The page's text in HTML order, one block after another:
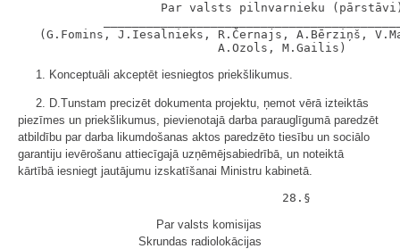
Par valsts pilnvarnieku
(G.Fomins, J.Iesalnieks, R.Černajs, A.Bērziņš,
1. Konceptuāli akceptēt iesniegtos priekšlikumus.
2. D.Tunstam precizēt dokumenta projektu, ņemot vērā izteiktās
piezīmes un priekšlikumus, pievienotajā darba parauglīgumā paredzēt
atbildību par darba likumdošanas aktos paredzēto tiesību un sociālo
garantiju ievērošanu attiecīgajā uzņēmējsabiedrībā, un noteiktā
kārtībā iesniegt jautājumu izskatīšanai Ministru kabinetā.
Par valsts komisijas
Skrundas radiolokācijas